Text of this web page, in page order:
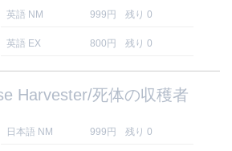
英語 NM 999円 残り 0
英語 EX 800円 残り 0
Harvester/死体の収穫者
日本語 NM 999円 残り 0